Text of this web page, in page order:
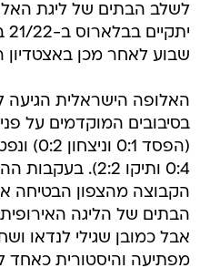
לשלב הבתים של ליגת
שבוע לאחר מכן באצטדיון
האלופה הישראלית הגיעה
בסיבובים המוקדמים על
(הפסד
0:4 ותיקו 2:2).
הקבוצה מהצפון
הבתים של הליגה
אבל כמובן שגילי לנדאו
מפתיעה והיסטורית כאחד